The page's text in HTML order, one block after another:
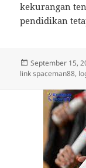
kekurangan
pendidikan
Posted
on
September 15,
link spaceman88,